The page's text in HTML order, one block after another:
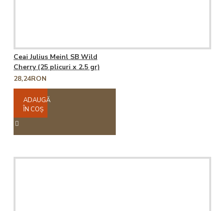
Ceai Julius Meinl SB Wild
Cherry (25 plicuri x 2.5 gr)
28,24RON
ADAUGĂ
ÎN COŞ